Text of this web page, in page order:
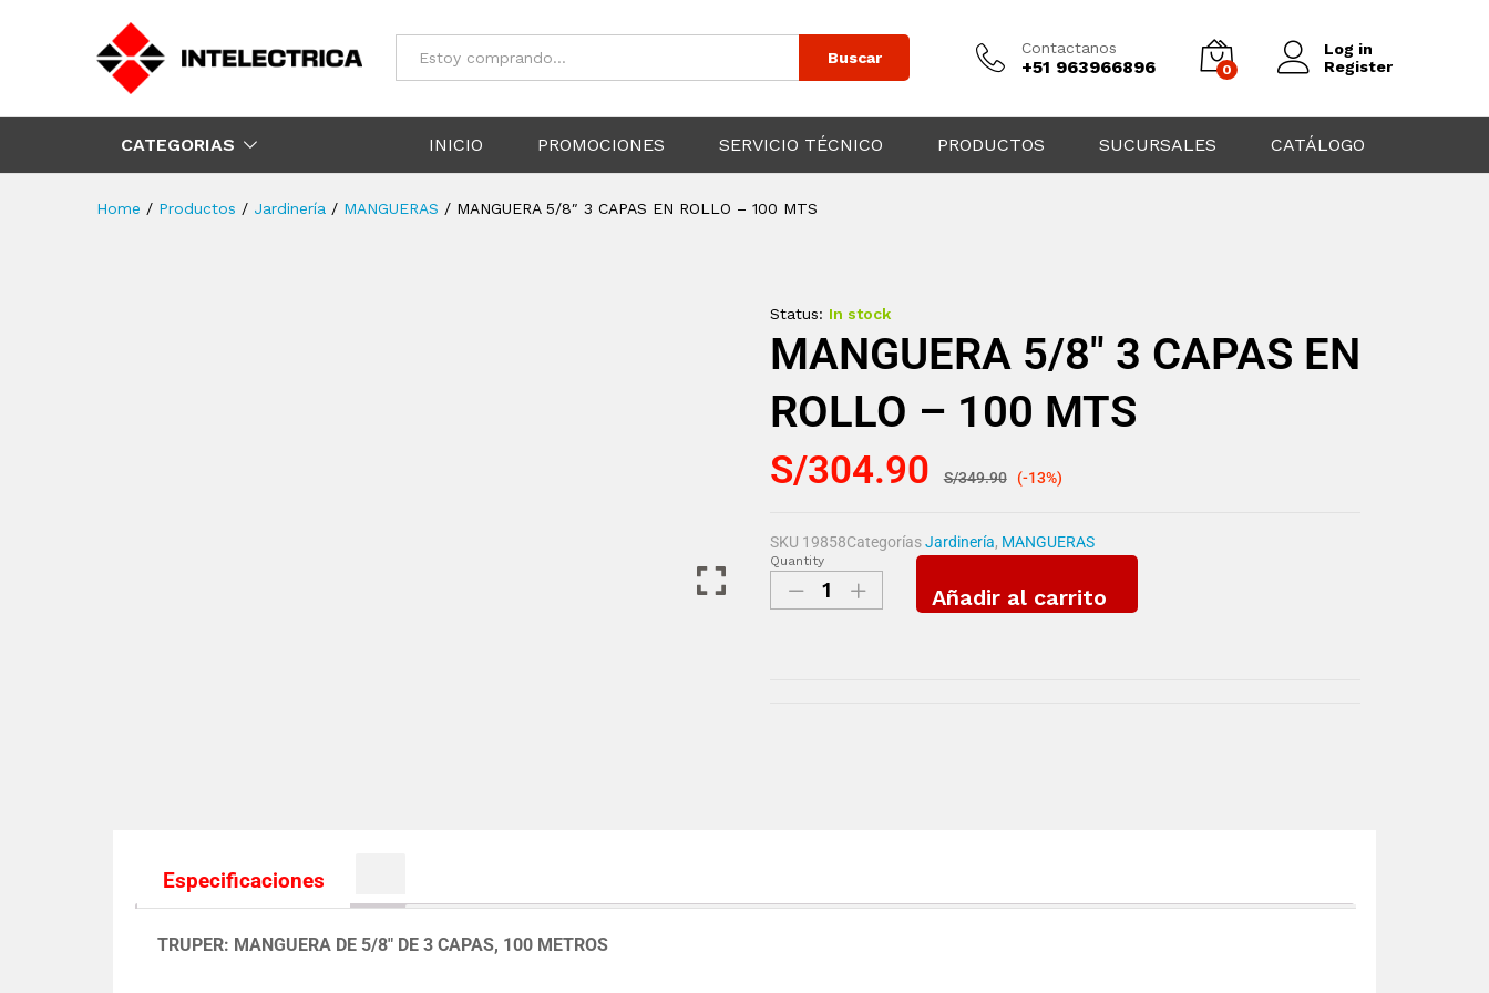
Todos Buscar
Contactanos
+51 963966896 0
Log in
Register
CATEGORIAS INICIO PROMOCIONES SERVICIO TÉCNICO PRODUCTOS SUCURSALES CATÁLOGO
Home / Productos / Jardinería / MANGUERAS / MANGUERA 5/8″ 3 CAPAS EN ROLLO – 100 MTS
Status: In stock
MANGUERA 5/8″ 3 CAPAS EN
ROLLO – 100 MTS
S/304.90 S/349.90 (-13%)
SKU 19858Categorías Jardinería, MANGUERAS
Quantity
Añadir al carrito
Especificaciones
TRUPER: MANGUERA DE 5/8″ DE 3 CAPAS, 100 METROS